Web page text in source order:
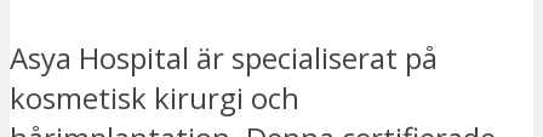
Asya Hospital är specialiserat på
kosmetisk kirurgi och